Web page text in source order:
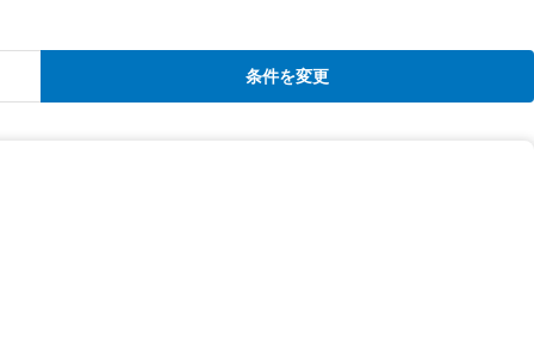
条件を変更